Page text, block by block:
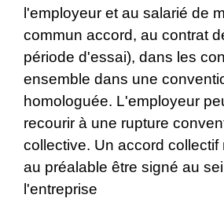
l'employeur et au salarié de
commun accord, au contrat
période d'essai), dans les
ensemble dans une
homologuée. L'employeur
recourir à une rupture
collective. Un accord collectif
au préalable être signé au
l'entreprise